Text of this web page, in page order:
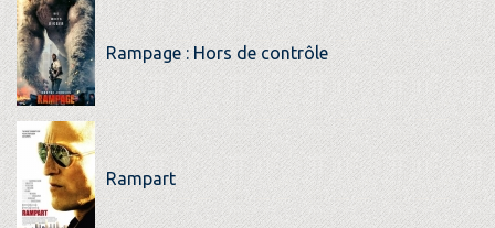
Rampage : Hors de contrôle
Rampart